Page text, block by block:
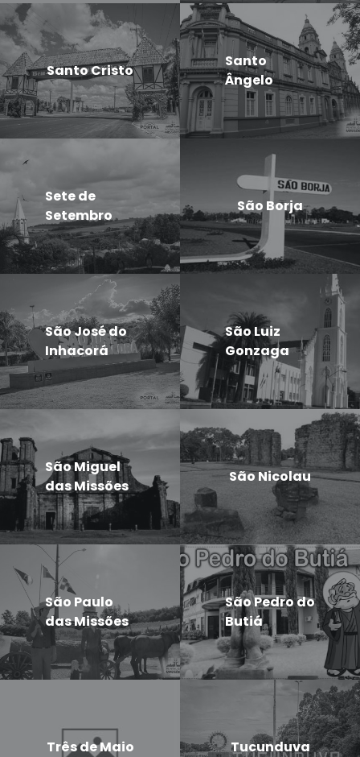
Santo Cristo
Santo
Ângelo
Sete de
Setembro
São Borja
São José do
Inhacorá
São Luiz
Gonzaga
São Miguel
das Missões
São Nicolau
São Paulo
das Missões
São Pedro do
Butiá
Três de Maio Tucunduva